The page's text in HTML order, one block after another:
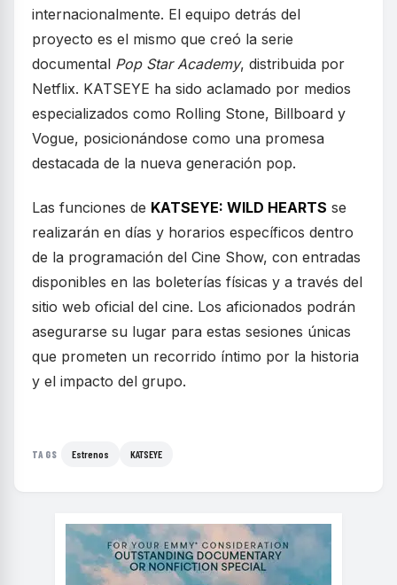
internacionalmente. El equipo detrás del
proyecto es el mismo que creó la serie
documental Pop Star Academy, distribuida por
Netflix. KATSEYE ha sido aclamado por medios
especializados como Rolling Stone, Billboard y
Vogue, posicionándose como una promesa
destacada de la nueva generación pop.
Las funciones de KATSEYE: WILD HEARTS se
realizarán en días y horarios específicos dentro
de la programación del Cine Show, con entradas
disponibles en las boleterías físicas y a través del
sitio web oficial del cine. Los aficionados podrán
asegurarse su lugar para estas sesiones únicas
que prometen un recorrido íntimo por la historia
y el impacto del grupo.
TAGS Estrenos KATSEYE